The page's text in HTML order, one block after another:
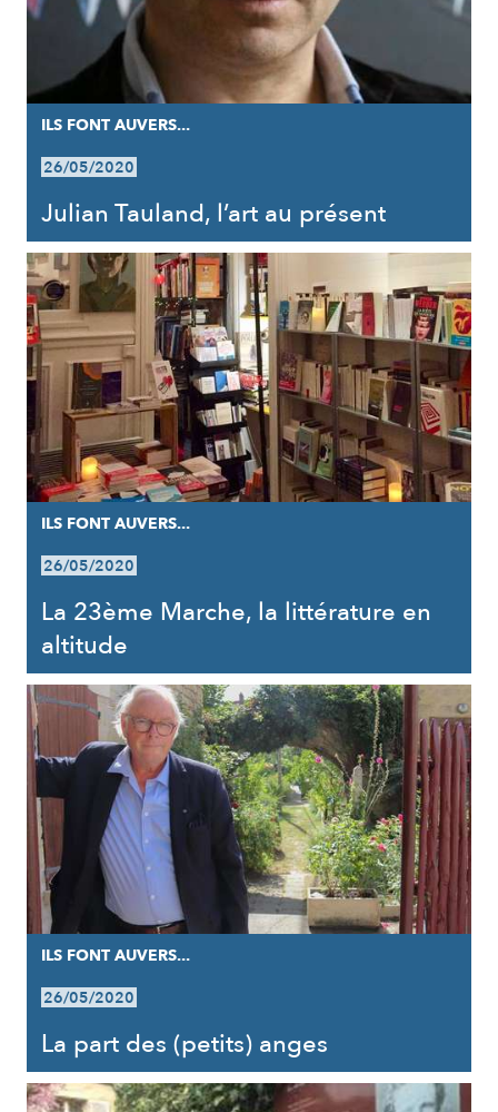
ILS FONT AUVERS...
26/05/2020
Julian Tauland, l’art au présent
ILS FONT AUVERS...
26/05/2020
La 23ème Marche, la littérature en
altitude
ILS FONT AUVERS...
26/05/2020
La part des (petits) anges